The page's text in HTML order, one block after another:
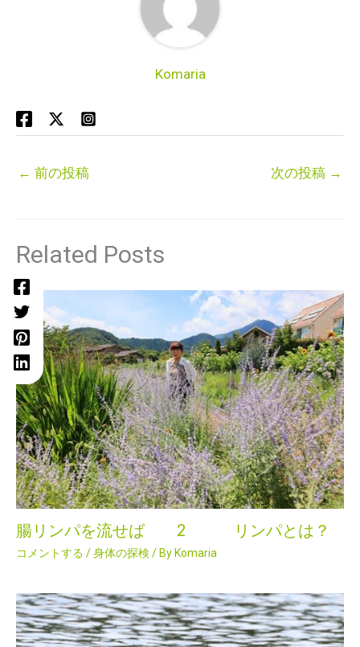
Komaria
← 前の投稿 次の投稿 →
Related Posts
腸リンパを流せば 2 リンパとは？
コメントする /身体の探検 / By Komaria